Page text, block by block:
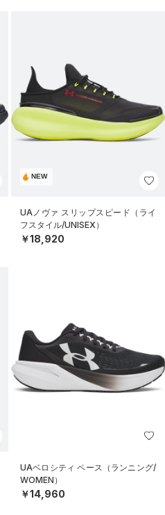
NEW
UAノヴァ スリップスピード（ライ
フスタイル/UNISEX）
￥18,920
UAベロシティ ペース（ランニング/
WOMEN）
￥14,960